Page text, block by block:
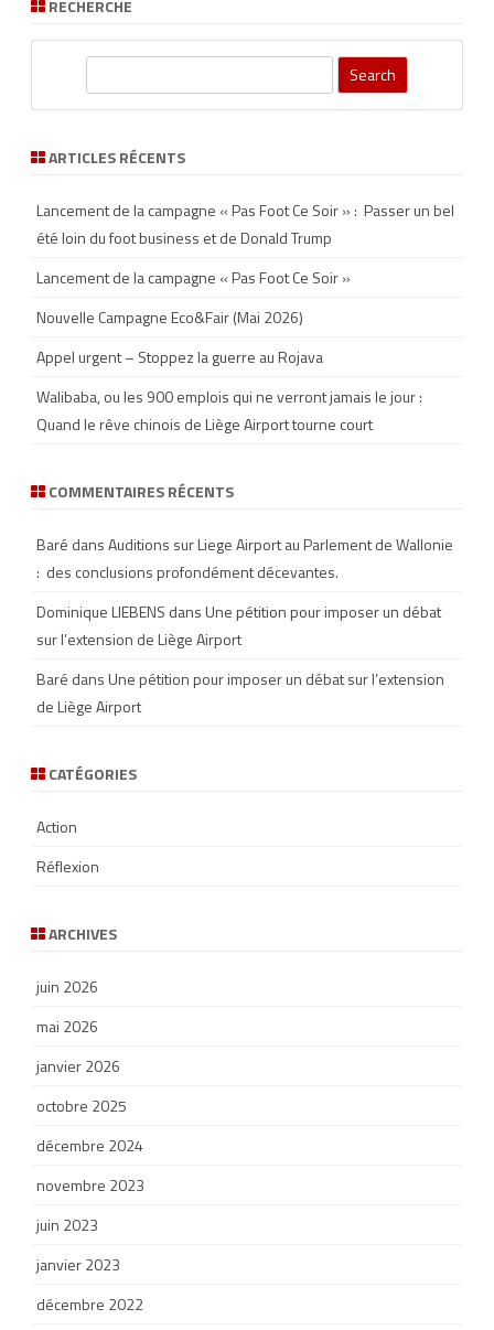
RECHERCHE
r
h
ARTICLES RÉCENTS
Lancement de la campagne « Pas Foot Ce Soir » : Passer un bel
été loin du foot business et de Donald Trump
Lancement de la campagne « Pas Foot Ce Soir »
Nouvelle Campagne Eco&Fair (Mai 2026)
Appel urgent – Stoppez la guerre au Rojava
Walibaba, ou les 900 emplois qui ne verront jamais le jour :
Quand le rêve chinois de Liège Airport tourne court
COMMENTAIRES RÉCENTS
Baré dansAuditions sur Liege Airport au Parlement de Wallonie
: des conclusions profondément décevantes.
Dominique LIEBENS dansUne pétition pour imposer un débat
sur l’extension de Liège Airport
Baré dansUne pétition pour imposer un débat sur l’extension
de Liège Airport
CATÉGORIES
Action
Réflexion
ARCHIVES
juin 2026
mai 2026
janvier 2026
octobre 2025
décembre 2024
novembre 2023
juin 2023
janvier 2023
décembre 2022